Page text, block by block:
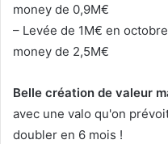
money de 0,9M€
– Levée de 1M€ en
money de 2,5M€
Belle création de valeur
avec une valo qu'on
doubler en 6 mois !